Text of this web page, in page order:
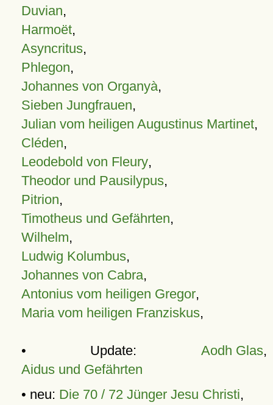
Duvian,
Harmoët,
Asyncritus,
Phlegon,
Johannes von Organyà,
Sieben Jungfrauen,
Julian vom heiligen Augustinus Martinet,
Cléden,
Leodebold von Fleury,
Theodor und Pausilypus,
Pitrion,
Timotheus und Gefährten,
Wilhelm,
Ludwig Kolumbus,
Johannes von Cabra,
Antonius vom heiligen Gregor,
Maria vom heiligen Franziskus,
• Update: Aodh Glas,
Aidus und Gefährten
• neu: Die 70 / 72 Jünger Jesu Christi,